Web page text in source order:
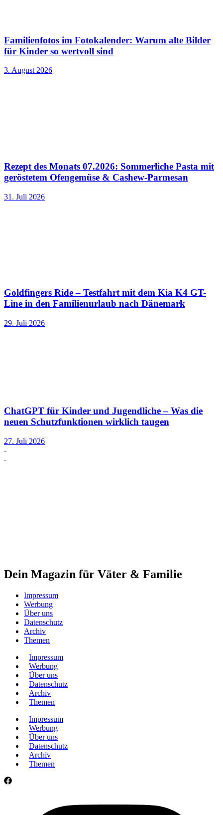
Familienfotos im Fotokalender: Warum alte Bilder
für Kinder so wertvoll sind
3. August 2026
Rezept des Monats 07.2026: Sommerliche Pasta mit
geröstetem Ofengemüse & Cashew-Parmesan
31. Juli 2026
Goldfingers Ride – Testfahrt mit dem Kia K4 GT-
Line in den Familienurlaub nach Dänemark
29. Juli 2026
ChatGPT für Kinder und Jugendliche – Was die
neuen Schutzfunktionen wirklich taugen
27. Juli 2026
-
-
Dein Magazin für Väter & Familie
Impressum
Werbung
Über uns
Datenschutz
Archiv
Themen
Impressum
Werbung
Über uns
Datenschutz
Archiv
Themen
Impressum
Werbung
Über uns
Datenschutz
Archiv
Themen